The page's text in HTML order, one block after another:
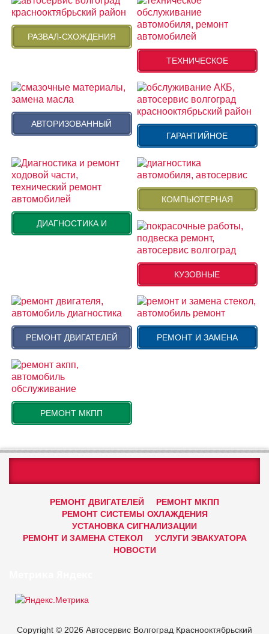
РАЗВАЛ-СХОЖДЕНИЯ
ТЕХНИЧЕСКОЕ
АВТОРИЗОВАННЫЙ
ГАРАНТИЙНОЕ
ДИАГНОСТИКА И
КОМПЬЮТЕРНАЯ
КУЗОВНЫЕ
РЕМОНТ ДВИГАТЕЛЕЙ РЕМОНТ И ЗАМЕНА
РЕМОНТ МКПП
РЕМОНТ ДВИГАТЕЛЕЙ
РЕМОНТ МКПП
РЕМОНТ СИСТЕМЫ ОХЛАЖДЕНИЯ
УСТАНОВКА СИГНАЛИЗАЦИИ
РЕМОНТ И ЗАМЕНА СТЕКОЛ
УСЛУГИ ЭВАКУАТОРА
НОВОСТИ
Copyright © 2026 Автосервис Волгоград Краснооктябрьский